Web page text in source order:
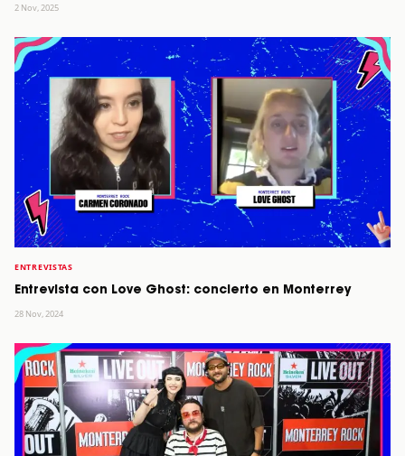
2 Nov, 2025
ENTREVISTAS
Entrevista con Love Ghost: concierto en Monterrey
28 Nov, 2024